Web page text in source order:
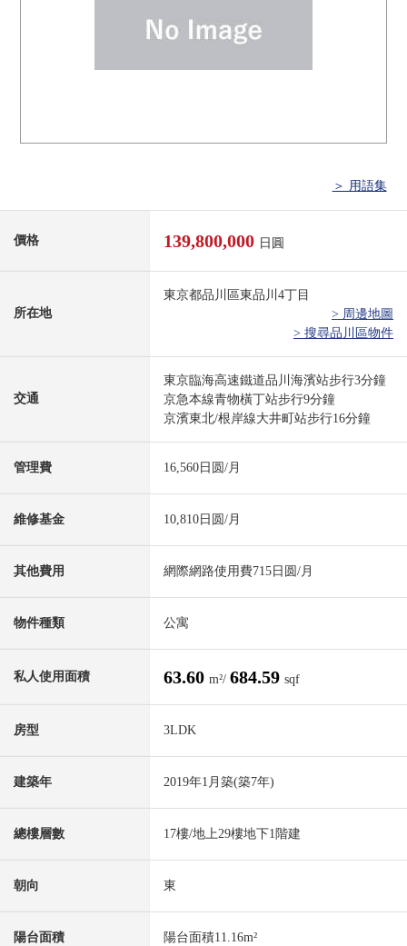
＞ 用語集
價格 139,800,000 日圓
所在地
東京都品川區東品川4丁目
> 周邊地圖
> 搜尋品川區物件
交通
東京臨海高速鐵道品川海濱站步行3分鐘
京急本線青物橫丁站步行9分鐘
京濱東北/根岸線大井町站步行16分鐘
管理費 16,560日圆/月
維修基金 10,810日圆/月
其他費用 網際網路使用費715日圆/月
物件種類 公寓
私人使用面積 63.60 m²/ 684.59 sqf
房型 3LDK
建築年 2019年1月築(築7年)
總樓層數 17樓/地上29樓地下1階建
朝向 東
陽台面積 陽台面積11.16m²